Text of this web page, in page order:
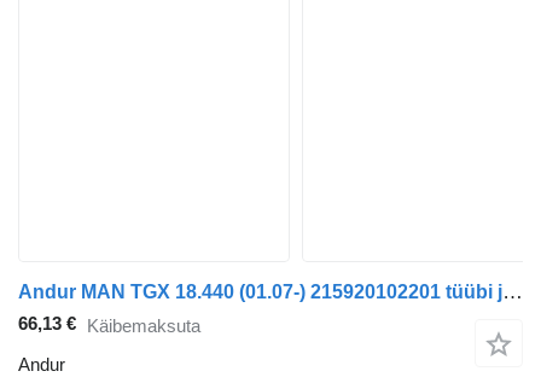
Andur MAN TGX 18.440 (01.07-) 215920102201 tüübi jaoks sadulveoki MAN TGL, TGM, TGS, TGX (2005-2021)
66,13 € Käibemaksuta
Andur